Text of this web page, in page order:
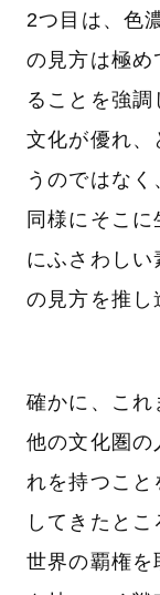
2つ目は、色
の見方は極め
ることを強
文化が優れ、
うのではな
同様にそこ
にふさわしい
の見方を推し
確かに、これ
他の文化圏の
れを持つこと
してきたと
世界の覇権を